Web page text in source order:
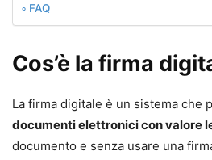
FAQ
Cos’è la firma
La firma digitale è un sistema che
documenti elettronici con valore
documento e senza usare una